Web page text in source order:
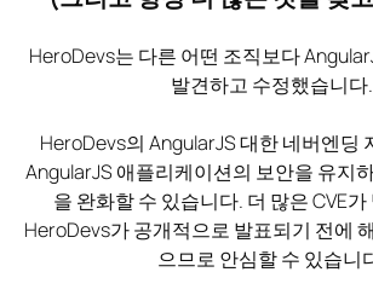
HeroDevs는 다른 어떤 조직보다
발견하고 수정했습니다.
HeroDevs의 AngularJS 대한 네버엔딩
AngularJS 애플리케이션의 보안을 유지
을 완화할 수 있습니다. 더 많은 CVE
HeroDevs가 공개적으로 발표되기 전에
으므로 안심할 수 있습니